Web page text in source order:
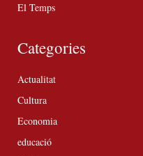
El Temps
Categories
Actualitat
Cultura
Economia
educació